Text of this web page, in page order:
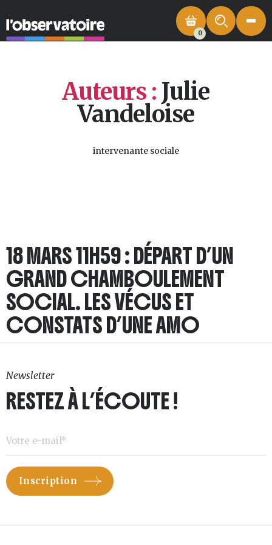
0
Auteurs : Julie
Vandeloise
intervenante sociale
18 MARS 11H59 : DÉPART D’UN
GRAND CHAMBOULEMENT
SOCIAL. LES VÉCUS ET
CONSTATS D’UNE AMO
Newsletter
RESTEZ À L’ÉCOUTE !